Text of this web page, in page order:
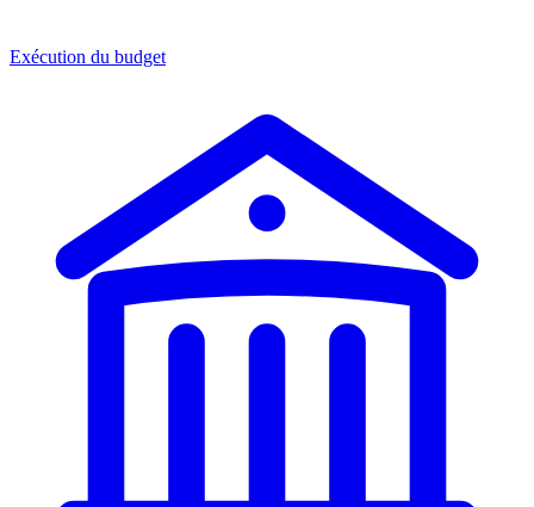
Exécution du budget